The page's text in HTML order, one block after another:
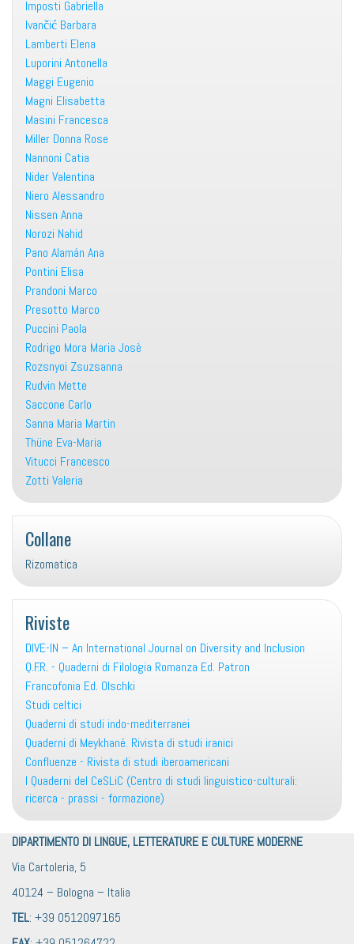
Imposti Gabriella
Ivančić Barbara
Lamberti Elena
Luporini Antonella
Maggi Eugenio
Magni Elisabetta
Masini Francesca
Miller Donna Rose
Nannoni Catia
Nider Valentina
Niero Alessandro
Nissen Anna
Norozi Nahid
Pano Alamán Ana
Pontini Elisa
Prandoni Marco
Presotto Marco
Puccini Paola
Rodrigo Mora Maria Josè
Rozsnyoi Zsuzsanna
Rudvin Mette
Saccone Carlo
Sanna Maria Martin
Thüne Eva-Maria
Vitucci Francesco
Zotti Valeria
Collane
Rizomatica
Riviste
DIVE-IN – An International Journal on Diversity and Inclusion
Q.F.R. - Quaderni di Filologia Romanza Ed. Patron
Francofonia Ed. Olschki
Studi celtici
Quaderni di studi indo-mediterranei
Quaderni di Meykhané. Rivista di studi iranici
Confluenze - Rivista di studi iberoamericani
I Quaderni del CeSLiC (Centro di studi linguistico-culturali:
ricerca - prassi - formazione)
DIPARTIMENTO DI LINGUE, LETTERATURE E CULTURE MODERNE
Via Cartoleria, 5
40124 – Bologna – Italia
TEL: +39 0512097165